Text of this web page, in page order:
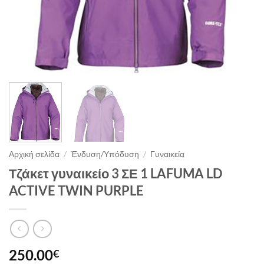
Αρχική σελίδα / Ένδυση/Υπόδυση / Γυναικεία
Τζάκετ γυναικείο 3 ΣΕ 1 LAFUMA LD
ACTIVE TWIN PURPLE
250.00€